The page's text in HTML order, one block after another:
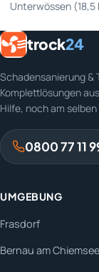
Unterwössen
trock24
Schadensanierung &
Komplettlösungen
Hilfe, noch am selben
0800 77 11
UMGEBUNG
Frasdorf
Bernau am Chiemsee